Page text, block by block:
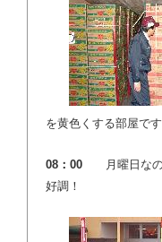
を黄色くする部屋です
08：00
月曜日な
好調！